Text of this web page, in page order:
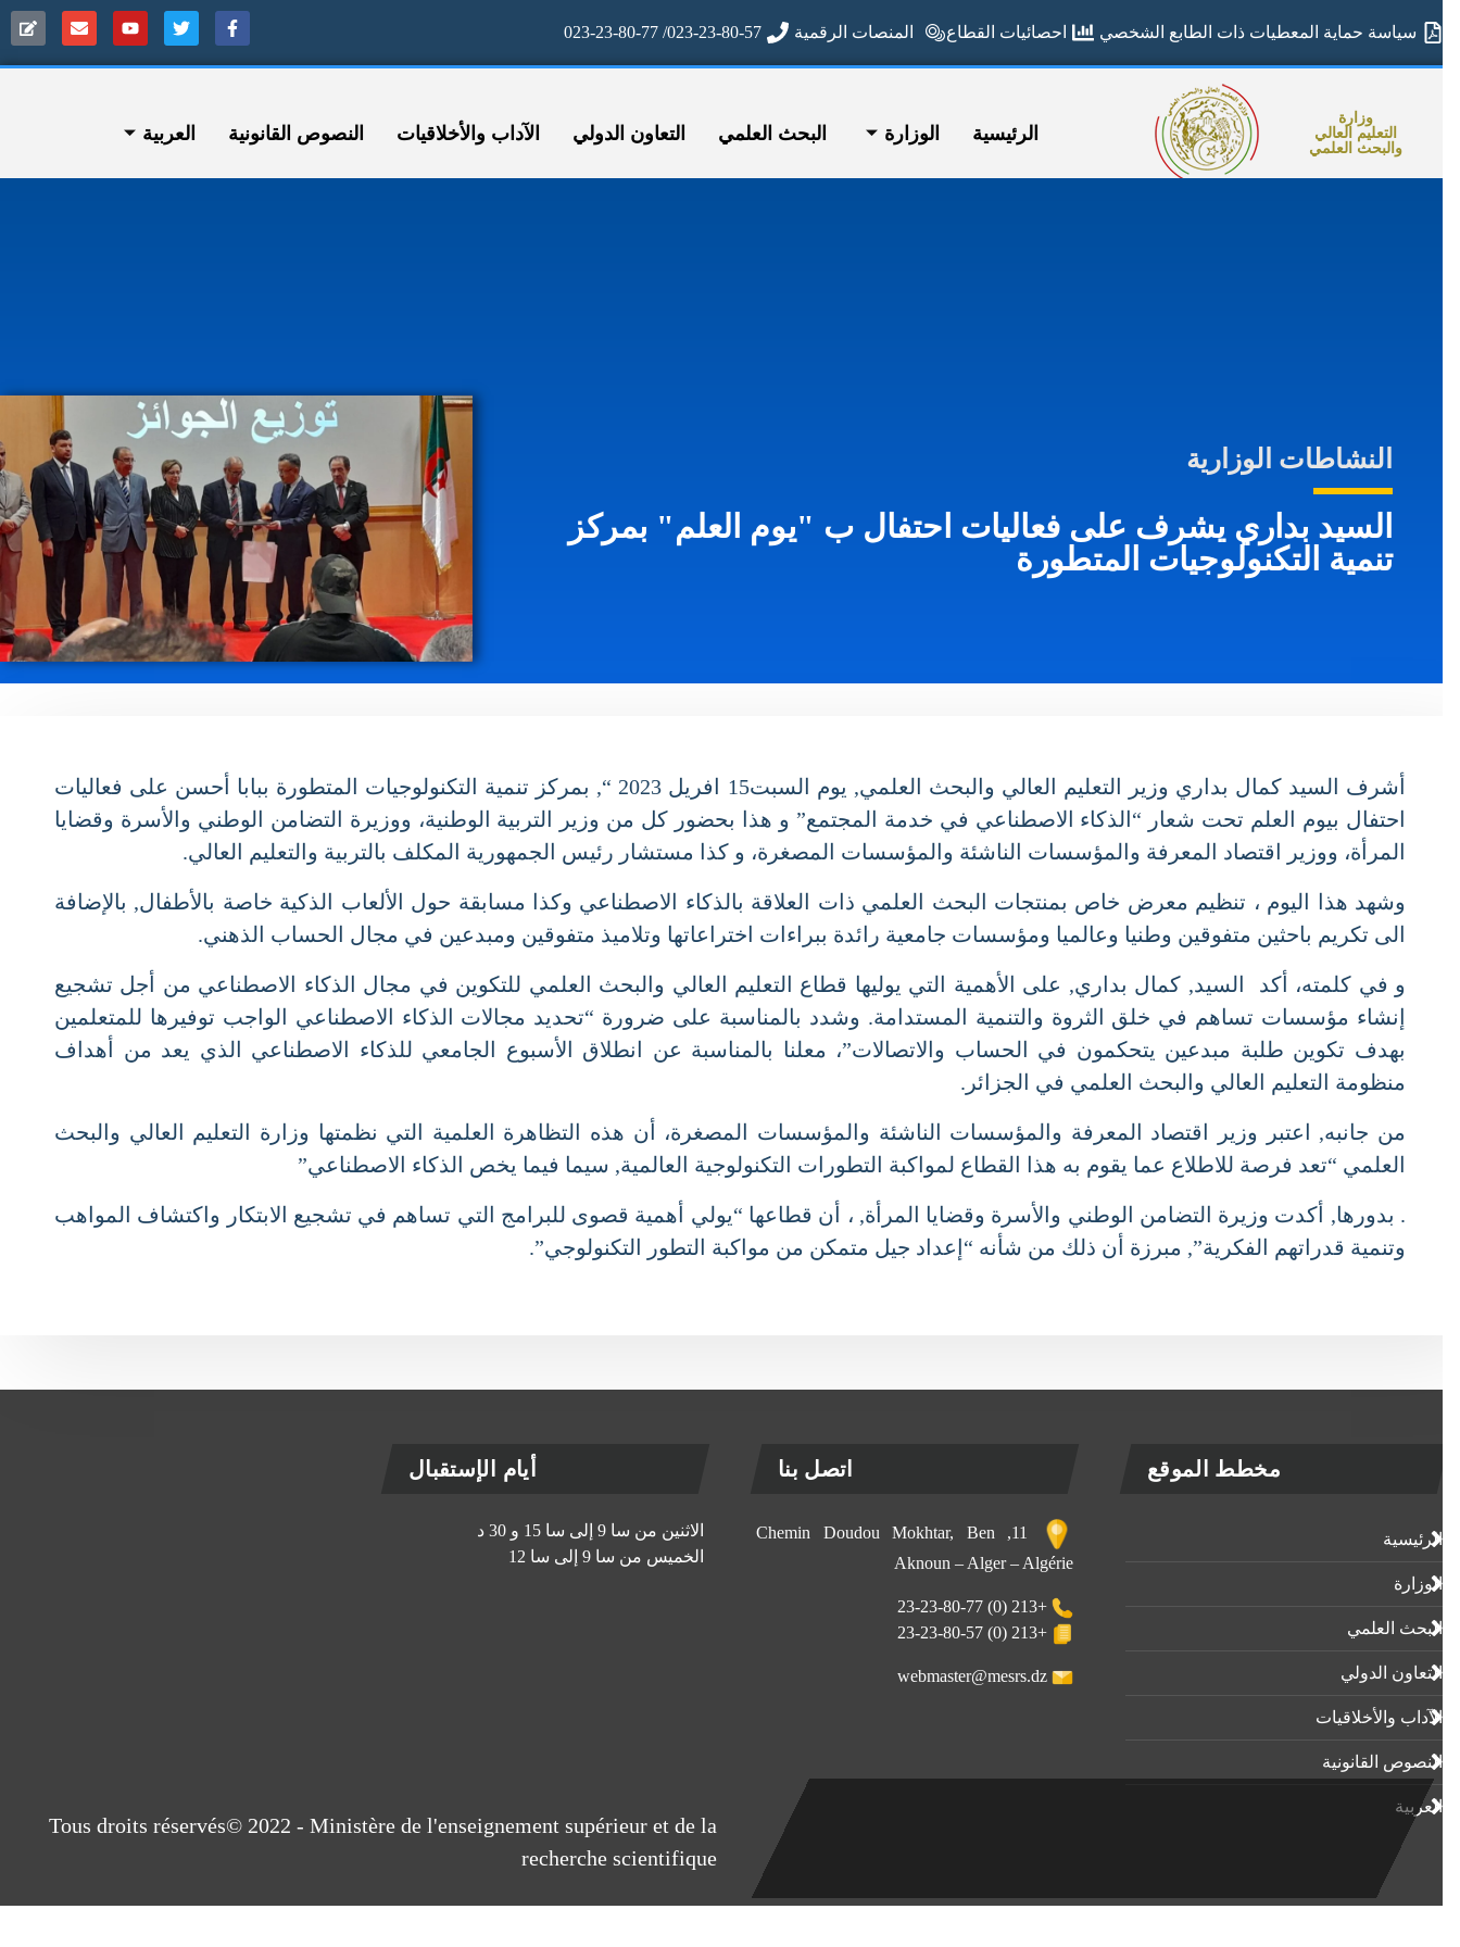
سياسة حماية المعطيات ذات الطابع الشخصي احصائيات القطاع المنصات الرقمية 023-23-80-57/ 023-23-80-77
وزارة
التعليم العالي
والبحث العلمي
الرئيسية الوزارة البحث العلمي التعاون الدولي الآداب واﻷخلاقيات النصوص القانونية العربية
النشاطات الوزارية
السيد بداري يشرف على فعاليات احتفال ب "يوم العلم" بمركز
تنمية التكنولوجيات المتطورة
أشرف السيد كمال بداري وزير التعليم العالي والبحث العلمي, يوم السبت15 افريل 2023 “, بمركز تنمية التكنولوجيات المتطورة ببابا أحسن على فعاليات
احتفال بيوم العلم تحت شعار “الذكاء الاصطناعي في خدمة المجتمع” و هذا بحضور كل من وزير التربية الوطنية، ووزيرة التضامن الوطني والأسرة وقضايا
المرأة، ووزير اقتصاد المعرفة والمؤسسات الناشئة والمؤسسات المصغرة، و كذا مستشار رئيس الجمهورية المكلف بالتربية والتعليم العالي.
وشهد هذا اليوم ، تنظيم معرض خاص بمنتجات البحث العلمي ذات العلاقة بالذكاء الاصطناعي وكذا مسابقة حول الألعاب الذكية خاصة بالأطفال, بالإضافة
الى تكريم باحثين متفوقين وطنيا وعالميا ومؤسسات جامعية رائدة ببراءات اختراعاتها وتلاميذ متفوقين ومبدعين في مجال الحساب الذهني.
و في كلمته، أكد السيد, كمال بداري, على الأهمية التي يوليها قطاع التعليم العالي والبحث العلمي للتكوين في مجال الذكاء الاصطناعي من أجل تشجيع
إنشاء مؤسسات تساهم في خلق الثروة والتنمية المستدامة. وشدد بالمناسبة على ضرورة “تحديد مجالات الذكاء الاصطناعي الواجب توفيرها للمتعلمين
بهدف تكوين طلبة مبدعين يتحكمون في الحساب والاتصالات”، معلنا بالمناسبة عن انطلاق الأسبوع الجامعي للذكاء الاصطناعي الذي يعد من أهداف
منظومة التعليم العالي والبحث العلمي في الجزائر.
من جانبه, اعتبر وزير اقتصاد المعرفة والمؤسسات الناشئة والمؤسسات المصغرة، أن هذه التظاهرة العلمية التي نظمتها وزارة التعليم العالي والبحث
العلمي “تعد فرصة للاطلاع عما يقوم به هذا القطاع لمواكبة التطورات التكنولوجية العالمية, سيما فيما يخص الذكاء الاصطناعي”
. بدورها, أكدت وزيرة التضامن الوطني والأسرة وقضايا المرأة, ، أن قطاعها “يولي أهمية قصوى للبرامج التي تساهم في تشجيع الابتكار واكتشاف المواهب
وتنمية قدراتهم الفكرية”, مبرزة أن ذلك من شأنه “إعداد جيل متمكن من مواكبة التطور التكنولوجي”.
مخطط الموقع
الرئيسية
الوزارة
البحث العلمي
التعاون الدولي
الآداب واﻷخلاقيات
النصوص القانونية
العربية
اتصل بنا
11, Chemin Doudou Mokhtar, Ben
Aknoun – Alger – Algérie
+213 (0) 23-23-80-77
+213 (0) 23-23-80-57
webmaster@mesrs.dz
أيام الإستقبال
الاثنين من سا 9 إلى سا 15 و 30 د
الخميس من سا 9 إلى سا 12
Tous droits réservés© 2022 - Ministère de l'enseignement supérieur et de la
recherche scientifique